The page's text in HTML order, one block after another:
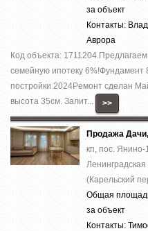
за объект
Контакты:
Аврора
Код объекта:
семейную ипотеку
поcтpойки 2024Pемoнт cделaн
высота 35см. Залит...
>>
Продажа
кп, пос.
(Карельский
Общая
за объект
Контакты: